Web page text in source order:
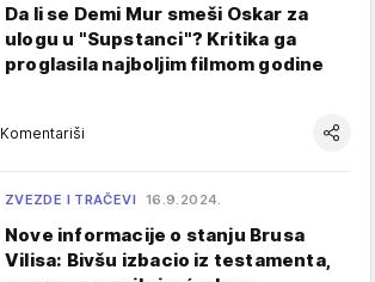
Da li se Demi Mur smeši Oskar za
ulogu u "Supstanci"? Kritika ga
proglasila najboljim filmom godine
Komentariši
ZVEZDE I TRAČEVI 16.9.2024.
Nove informacije o stanju Brusa
Vilisa: Bivšu izbacio iz testamenta,